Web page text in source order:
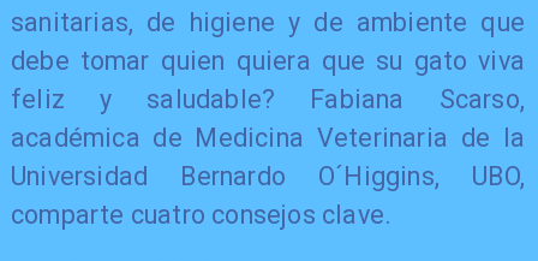
sanitarias, de higiene y de ambiente que
debe tomar quien quiera que su gato viva
feliz y saludable? Fabiana Scarso,
académica de Medicina Veterinaria de la
Universidad Bernardo O´Higgins, UBO,
comparte cuatro consejos clave.